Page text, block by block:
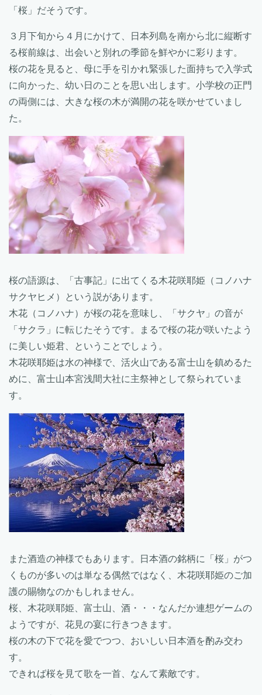
「桜」だそうです。
３月下旬から４月にかけて、日本列島を南から北に縦断す
る桜前線は、出会いと別れの季節を鮮やかに彩ります。
桜の花を見ると、母に手を引かれ緊張した面持ちで入学式
に向かった、幼い日のことを思い出します。小学校の正門
の両側には、大きな桜の木が満開の花を咲かせていまし
た。
桜の語源は、「古事記」に出てくる木花咲耶姫（コノハナ
サクヤヒメ）という説があります。
木花（コノハナ）が桜の花を意味し、「サクヤ」の音が
「サクラ」に転じたそうです。まるで桜の花が咲いたよう
に美しい姫君、ということでしょう。
木花咲耶姫は水の神様で、活火山である富士山を鎮めるた
めに、富士山本宮浅間大社に主祭神として祭られていま
す。
また酒造の神様でもあります。日本酒の銘柄に「桜」がつ
くものが多いのは単なる偶然ではなく、木花咲耶姫のご加
護の賜物なのかもしれません。
桜、木花咲耶姫、富士山、酒・・・なんだか連想ゲームの
ようですが、花見の宴に行きつきます。
桜の木の下で花を愛でつつ、おいしい日本酒を酌み交わ
す。
できれば桜を見て歌を一首、なんて素敵です。